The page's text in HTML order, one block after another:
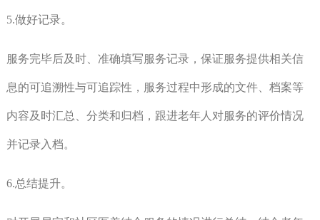
5.做好记录。
服务完毕后及时、准确填写服务记录，保证服务提供相关信
息的可追溯性与可追踪性，服务过程中形成的文件、档案等
内容及时汇总、分类和归档，跟进老年人对服务的评价情况
并记录入档。
6.总结提升。